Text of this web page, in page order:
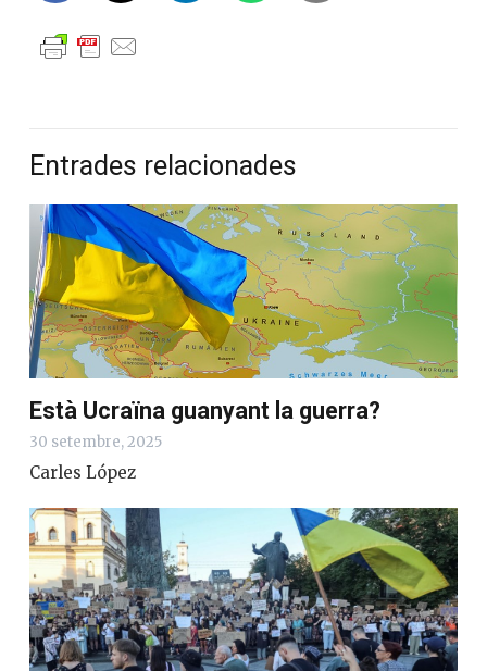
Entrades relacionades
Està Ucraïna guanyant la guerra?
30 setembre, 2025
Carles López